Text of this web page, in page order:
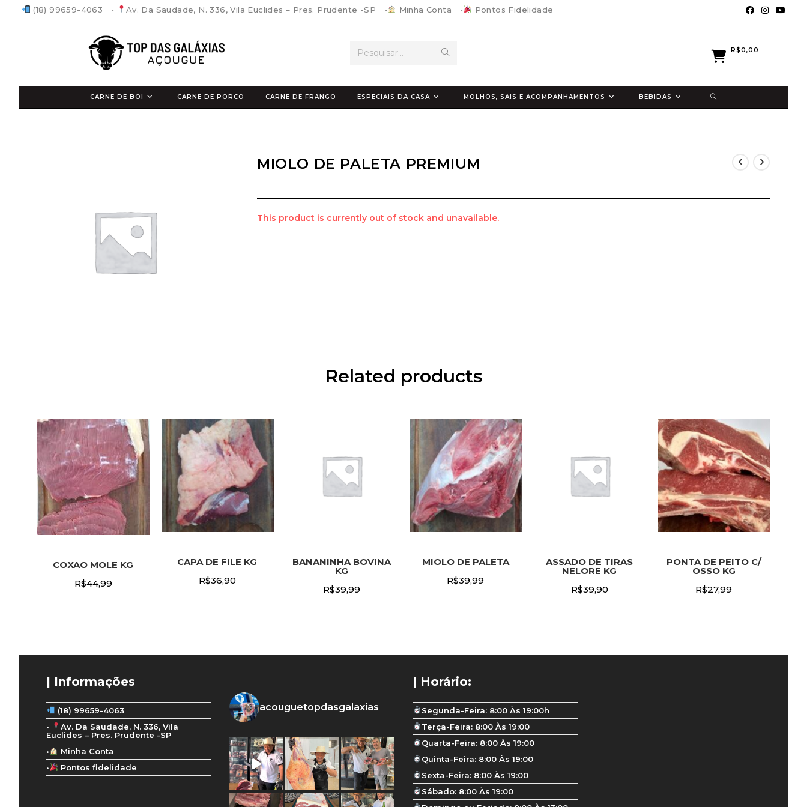
(18) 99659-4063 • Av. Da Saudade, N. 336, Vila Euclides – Pres. Prudente -SP • Minha Conta • Pontos Fidelidade
Pesquisar...
CARNE DE BOI CARNE DE PORCO CARNE DE FRANGO ESPECIAIS DA CASA MOLHOS, SAIS E ACOMPANHAMENTOS BEBIDAS
R$0,00
ALTERNAR
MIOLO DE PALETA PREMIUM
This product is currently out of stock and unavailable.
Related products
COXAO MOLE KG
R$44,99
CAPA DE FILE KG
R$36,90
BANANINHA BOVINA
KG
R$39,99
MIOLO DE PALETA
R$39,99
ASSADO DE TIRAS
NELORE KG
R$39,90
PONTA DE PEITO C/
OSSO KG
R$27,99
| Informações
(18) 99659-4063
•
Av. Da Saudade, N. 336, Vila
Euclides – Pres. Prudente -SP
•
Minha Conta
•
Pontos fidelidade
acouguetopdasgalaxias
| Horário:
Segunda-Feira: 8:00 Às 19:00h
Terça-Feira: 8:00 Às 19:00
Quarta-Feira: 8:00 Às 19:00
Quinta-Feira: 8:00 Às 19:00
Sexta-Feira: 8:00 Às 19:00
Sábado: 8:00 Às 19:00